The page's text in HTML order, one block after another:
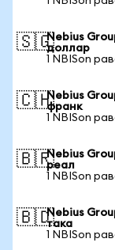
🇸🇬Nebius
доллар
1 NBISon
🇨🇭Nebius
франк
1 NBISon
🇧🇷Nebius
реал
1 NBISon
🇧🇩Nebius
така
1 NBISon